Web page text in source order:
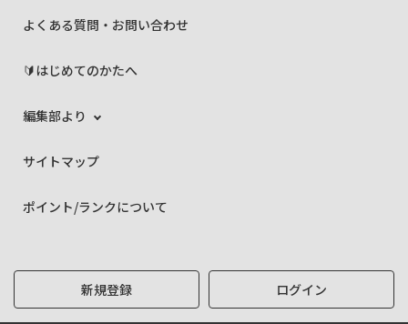
よくある質問・お問い合わせ
🔰はじめてのかたへ
編集部より
サイトマップ
ポイント/ランクについて
新規登録 ログイン